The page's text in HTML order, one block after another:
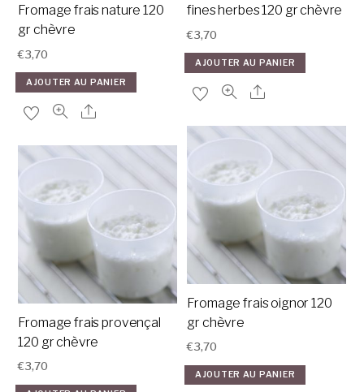
fines herbes 120 gr chèvre
€3,70
AJOUTER AU PANIER
Fromage frais nature 120
gr chèvre
€3,70
AJOUTER AU PANIER
Fromage frais oignor 120
gr chèvre
€3,70
AJOUTER AU PANIER
Fromage frais provençal
120 gr chèvre
€3,70